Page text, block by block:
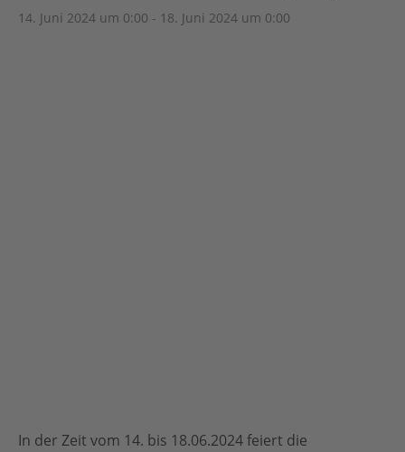
14. Juni 2024 um 0:00 - 18. Juni 2024 um 0:00
In der Zeit vom 14. bis 18.06.2024 feiert die